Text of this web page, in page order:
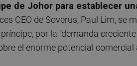
de Johor para establecer
CEO de Soverus, Paul Lim, se
por la "demanda
el enorme potencial comercial